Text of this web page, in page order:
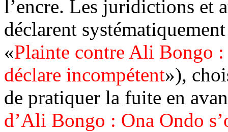
l’encre. Les juridictions et
déclarent
«Plainte contre Ali Bongo
déclare incompétent»),
de pratiquer la fuite en
d’Ali Bongo : Ona Ondo